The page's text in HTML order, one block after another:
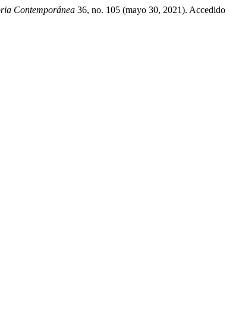
Contemporánea 36, no. 105 (mayo 30, 2021). Accedido